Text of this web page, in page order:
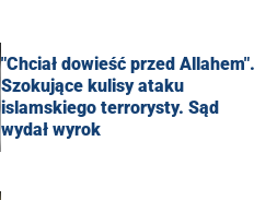
"Chciał dowieść przed Allahem".
Szokujące kulisy ataku
islamskiego terrorysty. Sąd
wydał wyrok